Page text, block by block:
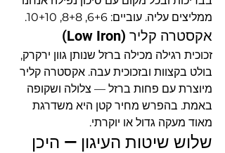
ממליצים עליה. עוביים: 6+6, 8+8, 10+10.
אקסטרה קליר (Low Iron)
זכוכית רגילה מכילה ברזל שנותן גוון ירקרק,
בולט בקצוות ובזכוכית עבה. אקסטרה קליר
מיוצרת עם פחות ברזל — צלולה ושקופה
באמת. בהפרש מחיר קטן היא משדרגת
מאוד מעקה גדול או יוקרתי.
שלוש שיטות העיגון — היכן